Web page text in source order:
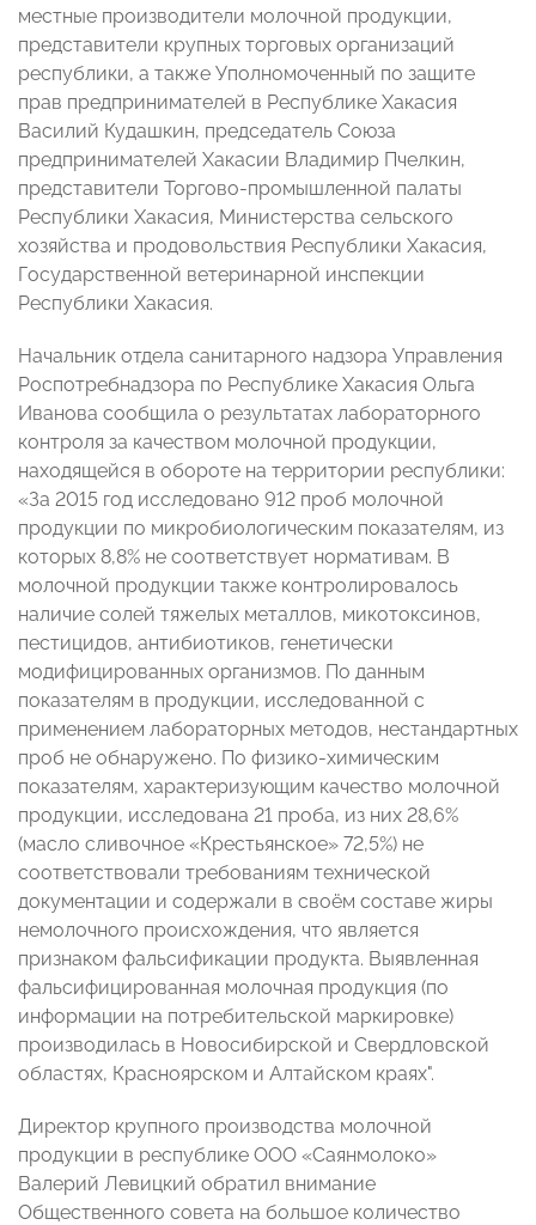
местные производители молочной продукции,
представители крупных торговых организаций
республики, а также Уполномоченный по защите
прав предпринимателей в Республике Хакасия
Василий Кудашкин, председатель Союза
предпринимателей Хакасии Владимир Пчелкин,
представители Торгово-промышленной палаты
Республики Хакасия, Министерства сельского
хозяйства и продовольствия Республики Хакасия,
Государственной ветеринарной инспекции
Республики Хакасия.
Начальник отдела санитарного надзора Управления
Роспотребнадзора по Республике Хакасия Ольга
Иванова сообщила о результатах лабораторного
контроля за качеством молочной продукции,
находящейся в обороте на территории республики:
«За 2015 год исследовано 912 проб молочной
продукции по микробиологическим показателям, из
которых 8,8% не соответствует нормативам. В
молочной продукции также контролировалось
наличие солей тяжелых металлов, микотоксинов,
пестицидов, антибиотиков, генетически
модифицированных организмов. По данным
показателям в продукции, исследованной с
применением лабораторных методов, нестандартных
проб не обнаружено. По физико-химическим
показателям, характеризующим качество молочной
продукции, исследована 21 проба, из них 28,6%
(масло сливочное «Крестьянское» 72,5%) не
соответствовали требованиям технической
документации и содержали в своём составе жиры
немолочного происхождения, что является
признаком фальсификации продукта. Выявленная
фальсифицированная молочная продукция (по
информации на потребительской маркировке)
производилась в Новосибирской и Свердловской
областях, Красноярском и Алтайском краях".
Директор крупного производства молочной
продукции в республике ООО «Саянмолоко»
Валерий Левицкий обратил внимание
Общественного совета на большое количество